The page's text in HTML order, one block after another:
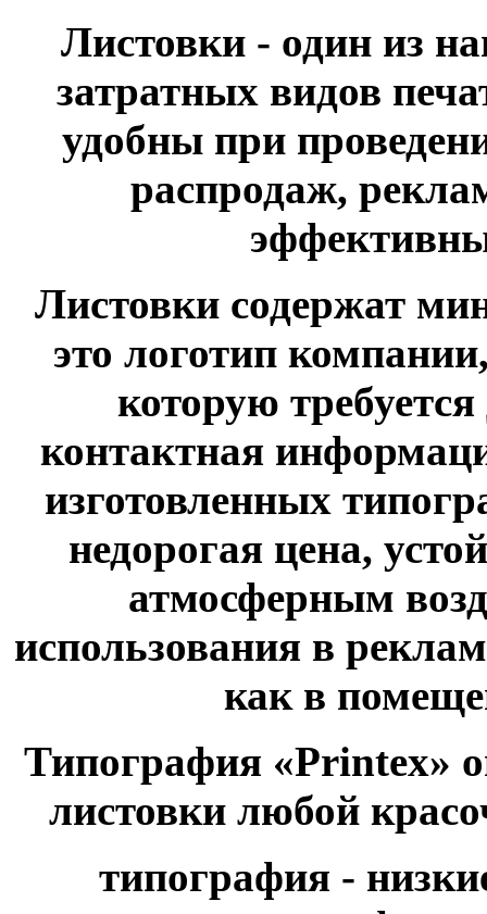
Листовки - один из
затратных видов
удобны при
распродаж,
Листовки содержат
это логотип
которую
контактная
изготовленных
недорогая цена,
атмосферным
использования в
как в
Типография «Printex»
листовки любой
типография -